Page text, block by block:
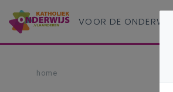
VOOR DE ONDERWIJS
home